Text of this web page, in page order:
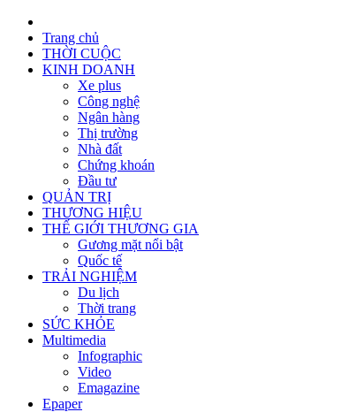
Trang chủ
THỜI CUỘC
KINH DOANH
Xe plus
Công nghệ
Ngân hàng
Thị trường
Nhà đất
Chứng khoán
Đầu tư
QUẢN TRỊ
THƯƠNG HIỆU
THẾ GIỚI THƯƠNG GIA
Gương mặt nổi bật
Quốc tế
TRẢI NGHIỆM
Du lịch
Thời trang
SỨC KHỎE
Multimedia
Infographic
Video
Emagazine
Epaper